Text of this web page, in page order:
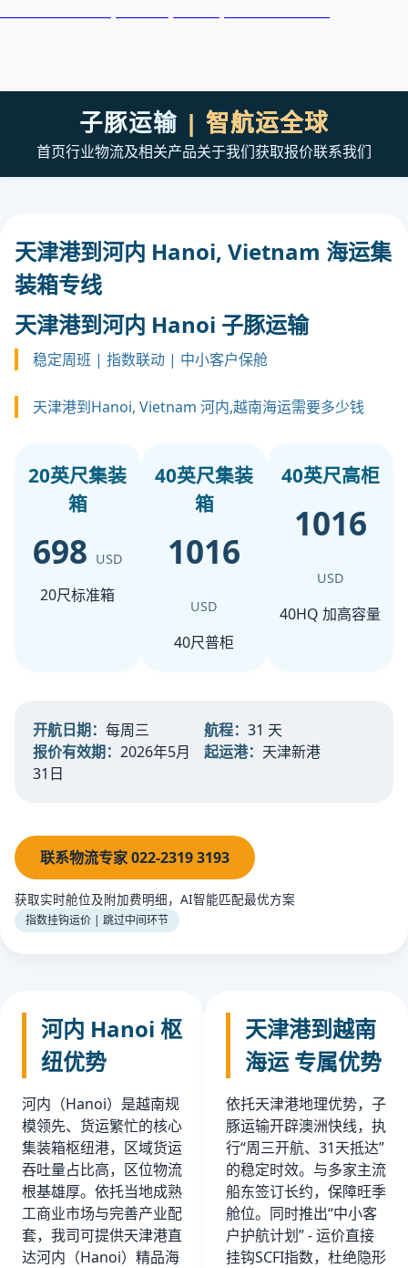
子豚运输 | 智航运全球
首页行业物流及相关产品关于我们获取报价联系我们
天津港到河内 Hanoi, Vietnam 海运集
装箱专线
天津港到河内 Hanoi 子豚运输
稳定周班 | 指数联动 | 中小客户保舱
天津港到Hanoi, Vietnam 河内,越南海运需要多少钱
20英尺集装
箱
698 USD
20尺标准箱
40英尺集装
箱
1016
USD
40尺普柜
40英尺高柜
1016
USD
40HQ 加高容量
开航日期： 每周三 航程： 31 天
报价有效期： 2026年5月
31日
起运港： 天津新港
联系物流专家 022-2319 3193
获取实时舱位及附加费明细，AI智能匹配最优方案
指数挂钩运价 | 跳过中间环节
河内 Hanoi 枢
纽优势
河内（Hanoi）是越南规
模领先、货运繁忙的核心
集装箱枢纽港，区域货运
吞吐量占比高，区位物流
根基雄厚。依托当地成熟
工商业市场与完善产业配
套，我司可提供天津港直
达河内（Hanoi）精品海
天津港到越南
海运 专属优势
依托天津港地理优势，子
豚运输开辟澳洲快线，执
行“周三开航、31天抵达”
的稳定时效。与多家主流
船东签订长约，保障旺季
舱位。同时推出“中小客
户护航计划” - 运价直接
挂钩SCFI指数，杜绝隐形